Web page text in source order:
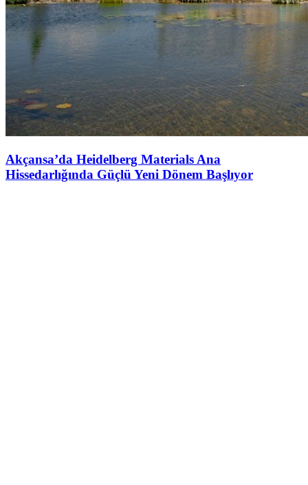
Akçansa’da Heidelberg Materials Ana
Hissedarlığında Güçlü Yeni Dönem Başlıyor